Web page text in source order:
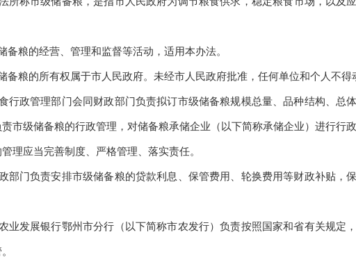
备粮的经营、管理和监督等活动，适用本办法。
备粮的所有权属于市人民政府。未经市人民政府批准，任何单位和个人不得
行政管理部门会同财政部门负责拟订市级储备粮规模总量、品种结构、 总
市级储备粮的行政管理，对储备粮承储企业 （以下简称承储企业） 进行行
理应当完善制度、严格管理、落实责任。
部门负责安排市级储备粮的贷款利息、保管费用、轮换费用等财政补贴，
业发展银行鄂州市分行（以下简称市农发行）负责按照国家和省有关规定